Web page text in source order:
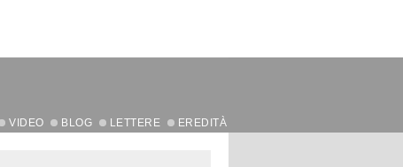
VIDEO BLOG LETTERE EREDITÀ